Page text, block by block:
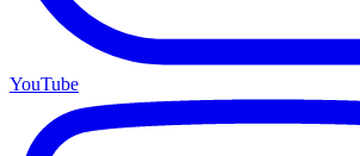
YouTube